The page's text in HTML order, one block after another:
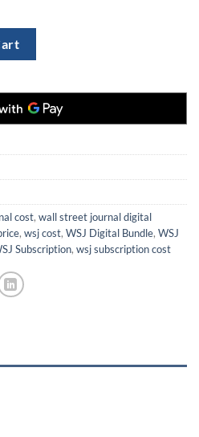
cost, wall street journal digital
, wsj cost, WSJ Digital Bundle, WSJ
Subscription, wsj subscription cost